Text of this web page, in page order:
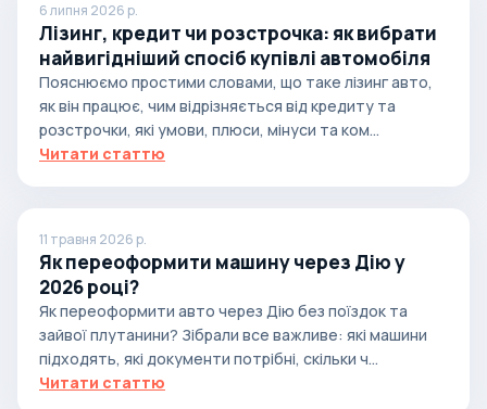
6 липня 2026 р.
Лізинг, кредит чи розстрочка: як вибрати
найвигідніший спосіб купівлі автомобіля
Пояснюємо простими словами, що таке лізинг авто,
як він працює, чим відрізняється від кредиту та
розстрочки, які умови, плюси, мінуси та ком...
Читати статтю
11 травня 2026 р.
Як переоформити машину через Дію у
2026 році?
Як переоформити авто через Дію без поїздок та
зайвої плутанини? Зібрали все важливе: які машини
підходять, які документи потрібні, скільки ч...
Читати статтю